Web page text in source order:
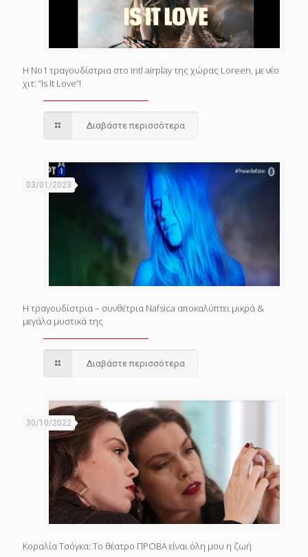
Η Νο1 τραγουδίστρια στο intl airplay της χώρας Loreen, με νέο
χιτ: “Is It Love”!
Διαβάστε περισσότερα
03/01/2023
Η τραγουδίστρια – συνθέτρια Nafsica αποκαλύπτει μικρά &
μεγάλα μυστικά της
Διαβάστε περισσότερα
30/10/2022
Κοραλία Τσόγκα: Το θέατρο ΠΡΟΒΑ είναι όλη μου η ζωή